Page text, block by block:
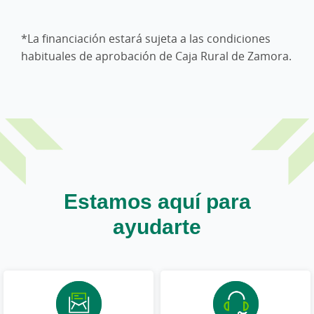
*La financiación estará sujeta a las condiciones
habituales de aprobación de Caja Rural de Zamora.
Estamos aquí para
ayudarte